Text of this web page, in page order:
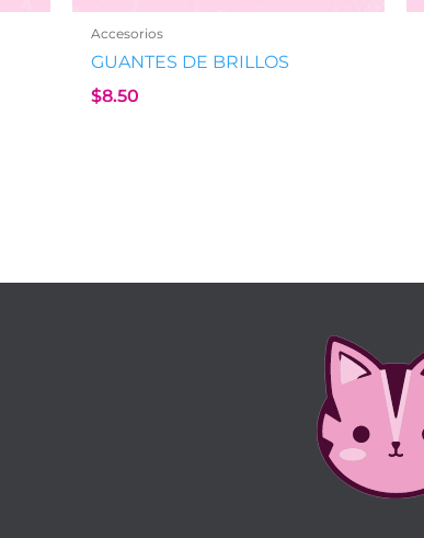
Accesorios
GUANTES DE BRILLOS
$8.50